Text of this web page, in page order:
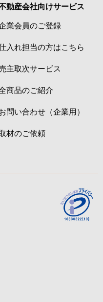
動産会社向けサービス
業会員のご登録
入れ担当の方はこちら
主取次サービス
商品のご紹介
問い合わせ（企業用）
材のご依頼